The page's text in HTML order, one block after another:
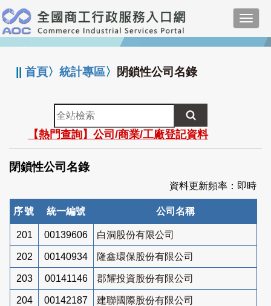
跳
到
主
要
:::
||首頁〉統計專區〉 閉鎖性公司名錄
全
站
檢
索
【熱門查詢】公司/商業/工廠登記資料
閉鎖性公司名錄
資料更新頻率：即時
序號 統一編號 公司名稱
201 00139606 白洞股份有限公司
202 00140934 隆鑫環保股份有限公司
203 00141146 郡耀投資股份有限公司
204 00142187 建聯國際股份有限公司